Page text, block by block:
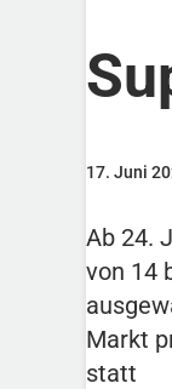
17. Juni
Ab 24.
von 14
Markt
statt